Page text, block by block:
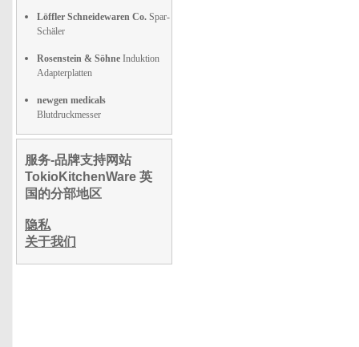
Löffler Schneidewaren Co. Spar-
Schäler
Rosenstein & Söhne Induktion
Adapterplatten
newgen medicals
Blutdruckmesser
服务-品牌支持网站
TokioKitchenWare 英
国的分部地区
隐私
关于我们